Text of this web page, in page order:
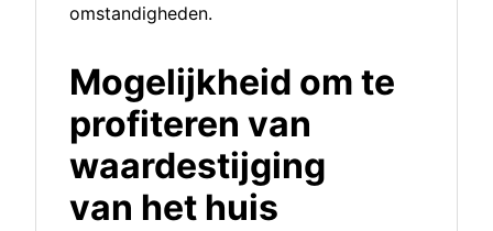
omstandigheden.
Mogelijkheid om te
profiteren van
waardestijging
van het huis